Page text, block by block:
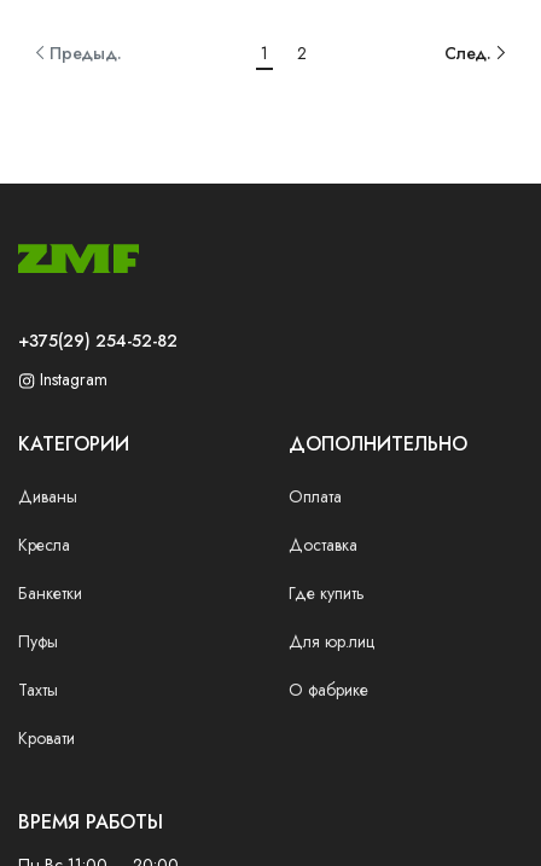
Предыд. 1 2 След.
+375(29) 254-52-82
Instagram
КАТЕГОРИИ
Диваны
Кресла
Банкетки
Пуфы
Тахты
Кровати
ДОПОЛНИТЕЛЬНО
Оплата
Доставка
Где купить
Для юр.лиц
О фабрике
ВРЕМЯ РАБОТЫ